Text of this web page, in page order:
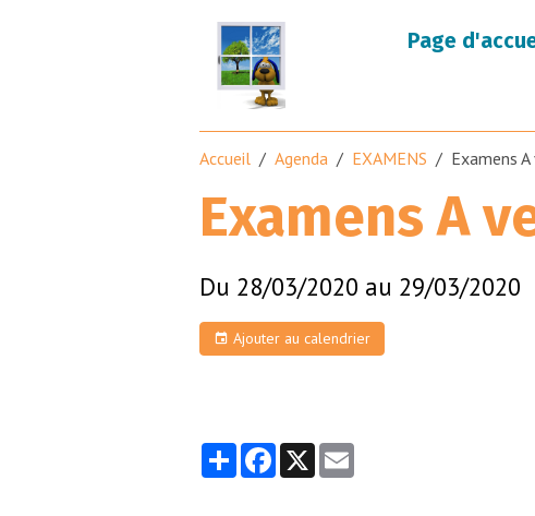
Page
Accueil Agenda EXAMENS Examens
Examens A
Du 28/03/2020 au 29/03/2020
Ajouter au calendrier
PartagerFacebook
X